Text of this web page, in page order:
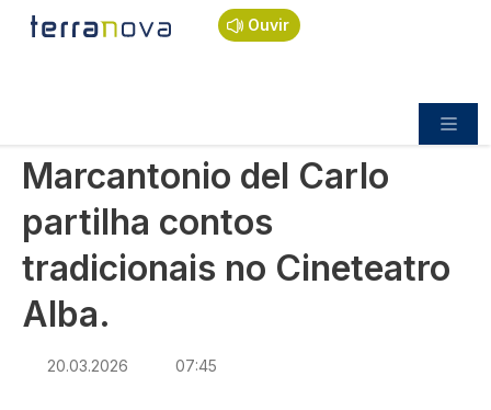
Passar para o conteúdo principal
Ouvir
Navegação estrutural
Início
Cultura
Marcantonio del Carlo partilha contos tradicionais
Marcantonio del Carlo
partilha contos
tradicionais no Cineteatro
Alba.
20.03.2026 07:45